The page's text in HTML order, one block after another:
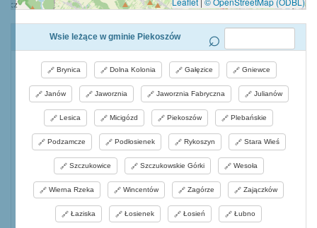
Wsie leżące w gminie Piekoszów
Brynica Dolna Kolonia Gałęzice Gniewce
Janów Jaworznia Jaworznia Fabryczna Julianów
Lesica Micigózd Piekoszów Plebańskie
Podzamcze Podłosienek Rykoszyn Stara Wieś
Szczukowice Szczukowskie Górki Wesoła
Wierna Rzeka Wincentów Zagórze Zajączków
Łaziska Łosienek Łosień Łubno